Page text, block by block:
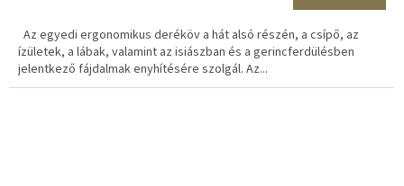
Az egyedi ergonomikus deréköv a hát alsó részén, a csípő, az
ízületek, a lábak, valamint az isiászban és a gerincferdülésben
jelentkező fájdalmak enyhítésére szolgál. Az...